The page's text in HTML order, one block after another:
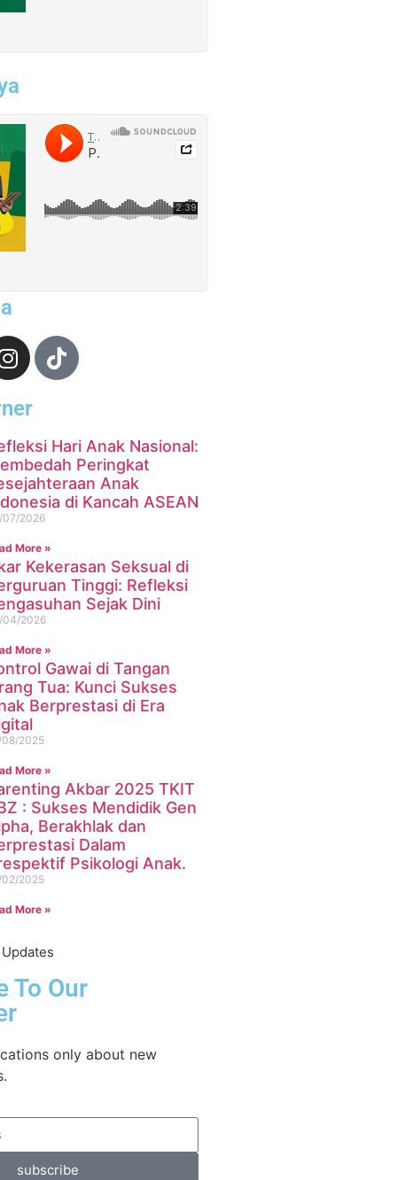
Hari Anak Nasional:
Peringkat
Anak
di Kancah ASEAN
07/2026
More »
Kekerasan Seksual di
Tinggi: Refleksi
Sejak Dini
04/2026
More »
Gawai di Tangan
Tua: Kunci Sukses
Berprestasi di Era
2025
More »
Akbar 2025 TKIT
: Sukses Mendidik Gen
Berakhlak dan
Dalam
Psikologi Anak.
2025
More »
To Our
only about new
subscribe